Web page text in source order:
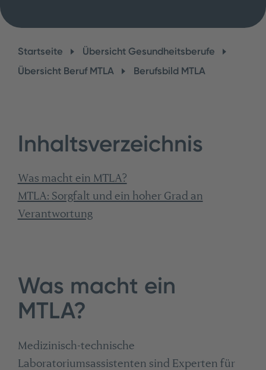
Startseite
Übersicht Gesundheitsberufe
Übersicht Beruf MTLA
Berufsbild MTLA
Inhaltsverzeichnis
Was macht ein MTLA?
MTLA: Sorgfalt und ein hoher Grad an
Verantwortung
Was macht ein
MTLA?
Medizinisch-technische
Laboratoriumsassistenten sind Experten für